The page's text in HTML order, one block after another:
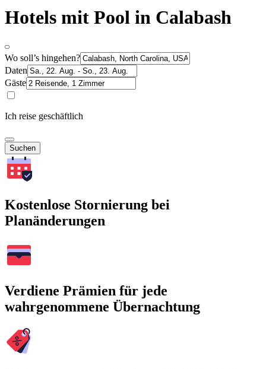
Hotels mit Pool in Calabash
Wo soll’s hingehen?
Daten
Gäste
Ich reise geschäftlich
Suchen
Kostenlose Stornierung bei
Planänderungen
Verdiene Prämien für jede
wahrgenommene Übernachtung